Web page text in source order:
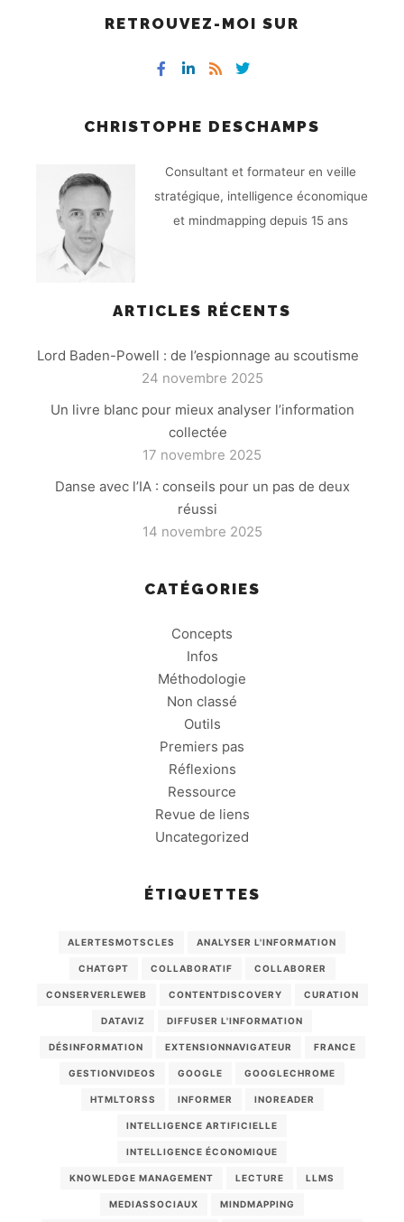
RETROUVEZ-MOI SUR
CHRISTOPHE DESCHAMPS
Consultant et formateur en veille
stratégique, intelligence économique
et mindmapping depuis 15 ans
ARTICLES RÉCENTS
Lord Baden-Powell : de l’espionnage au scoutisme
24 novembre 2025
Un livre blanc pour mieux analyser l’information
collectée
17 novembre 2025
Danse avec l’IA : conseils pour un pas de deux
réussi
14 novembre 2025
CATÉGORIES
Concepts
Infos
Méthodologie
Non classé
Outils
Premiers pas
Réflexions
Ressource
Revue de liens
Uncategorized
ÉTIQUETTES
ALERTESMOTSCLES ANALYSER L'INFORMATION
CHATGPT COLLABORATIF COLLABORER
CONSERVERLEWEB CONTENTDISCOVERY CURATION
DATAVIZ DIFFUSER L'INFORMATION
DÉSINFORMATION EXTENSIONNAVIGATEUR FRANCE
GESTIONVIDEOS GOOGLE GOOGLECHROME
HTMLTORSS INFORMER INOREADER
INTELLIGENCE ARTIFICIELLE
INTELLIGENCE ÉCONOMIQUE
KNOWLEDGE MANAGEMENT LECTURE LLMS
MEDIASSOCIAUX MINDMAPPING